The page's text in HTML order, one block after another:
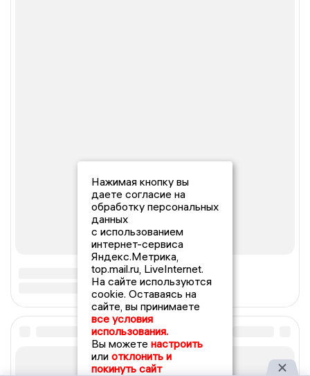
Нажимая кнопку вы
даете согласие на
обработку персональных
данных
с использованием
интернет-сервиса
Яндекс.Метрика,
top.mail.ru, LiveInternet.
На сайте используются
cookie. Оставаясь на
сайте, вы принимаете
все условия
использования.
Вы можете настроить
или отклонить и
покинуть сайт